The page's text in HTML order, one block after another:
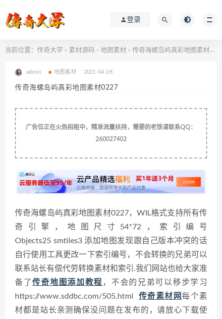
登录
当前位置： 传奇大学 > 素材源码 > 地图素材 > 传奇海螺岛屿真彩地图素材0227
admin 地图素材 2021-04-28
传奇海螺岛屿真彩地图素材0227
广告位正在火热招租中，精准流量扶持，需要的老铁请联系QQ：
260027402
传奇海螺岛屿真彩地图素材0227，WIL格式支持所有传
奇引擎，地图尺寸54*72， 索引编号
Objects25 smtiles3添加地图发现跟自己版本冲突的话
自行使用工具更改一下索引编号，不会转换的兄弟可以
联系站长有偿代劳转换素材和索引.我们网站也给大家准
备了传奇地图添加教程 ，不会的兄弟可以移步学习
https://www.sddbc.com/505.html 传奇素材网每个素
材都是站长亲测确保没问题在发布的，请放心下载使